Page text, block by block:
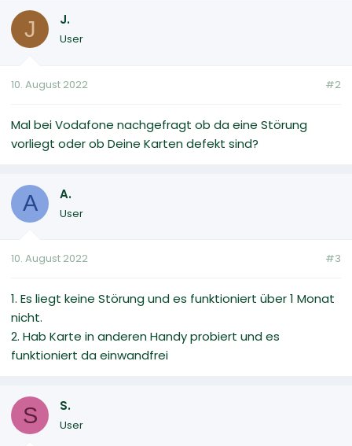
J J.
User
10. August 2022 #2
Mal bei Vodafone nachgefragt ob da eine Störung
vorliegt oder ob Deine Karten defekt sind?
A A.
User
10. August 2022 #3
1. Es liegt keine Störung und es funktioniert über 1 Monat
nicht.
2. Hab Karte in anderen Handy probiert und es
funktioniert da einwandfrei
S S.
User